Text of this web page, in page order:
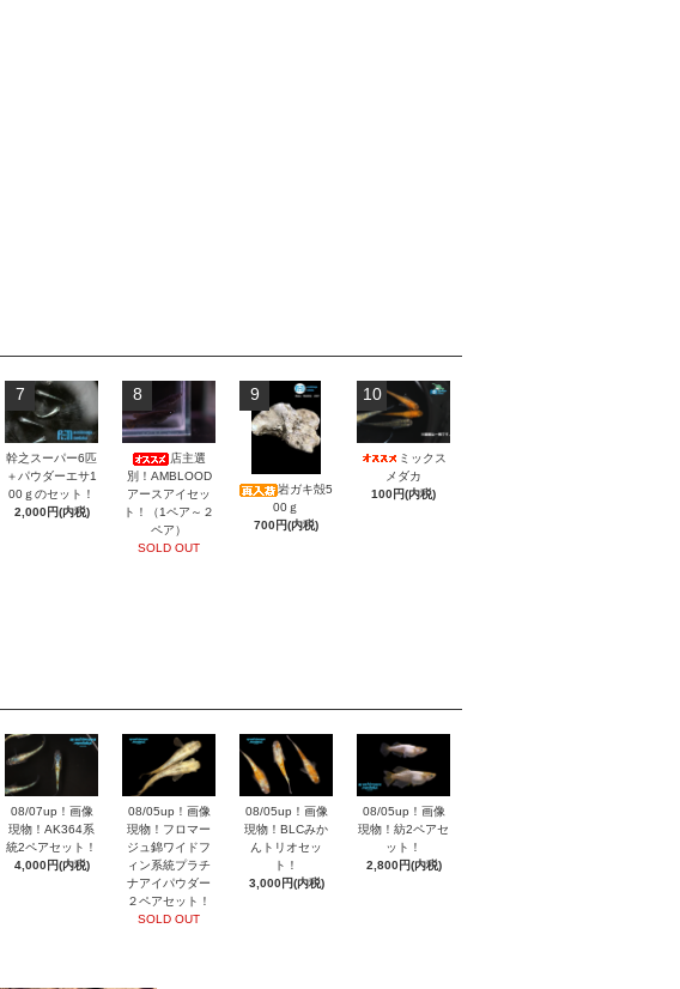
7
幹之スーパー6匹
＋パウダーエサ1
00ｇのセット！
2,000円(内税)
8
店主選
別！AMBLOOD
アースアイセッ
ト！（1ペア～２
ペア）
SOLD OUT
9
岩ガキ殻5
00ｇ
700円(内税)
10
ミックス
メダカ
100円(内税)
08/07up！画像
現物！AK364系
統2ペアセット！
4,000円(内税)
08/05up！画像
現物！フロマー
ジュ錦ワイドフ
ィン系統プラチ
ナアイパウダー
２ペアセット！
SOLD OUT
08/05up！画像
現物！BLCみか
んトリオセッ
ト！
3,000円(内税)
08/05up！画像
現物！紡2ペアセ
ット！
2,800円(内税)